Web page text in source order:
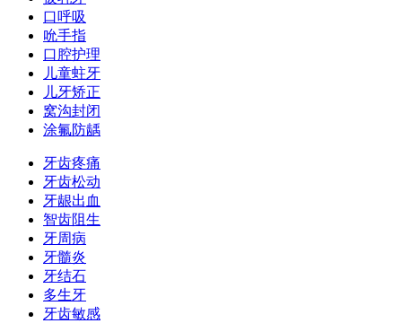
口呼吸
吮手指
口腔护理
儿童蛀牙
儿牙矫正
窝沟封闭
涂氟防龋
牙齿疼痛
牙齿松动
牙龈出血
智齿阻生
牙周病
牙髓炎
牙结石
多生牙
牙齿敏感